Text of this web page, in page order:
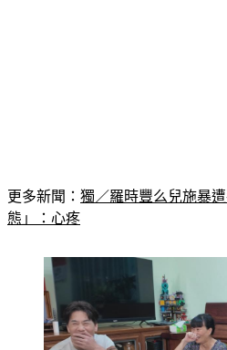
更多新聞： 獨／羅時豐么兒施暴
態」：心疼